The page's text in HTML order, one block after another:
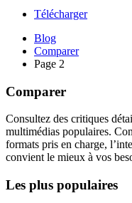
Télécharger
Blog
Comparer
Page 2
Comparer
Consultez des critiques
multimédias populaires.
formats pris en charge,
convient le mieux à vos
Les plus populaires